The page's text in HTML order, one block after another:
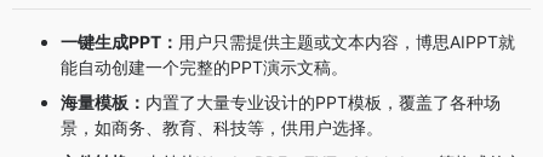
一键生成PPT： 用户只需提供主题或文本内容，博思AIPPT就
能自动创建一个完整的PPT演示文稿。
海量模板： 内置了大量专业设计的PPT模板，覆盖了各种场
景，如商务、教育、科技等，供用户选择。